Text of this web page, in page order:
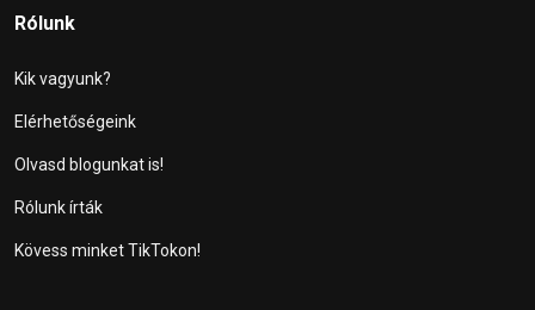
Rólunk
Kik vagyunk?
Elérhetőségeink
Olvasd blogunkat is!
Rólunk írták
Kövess minket TikTokon!